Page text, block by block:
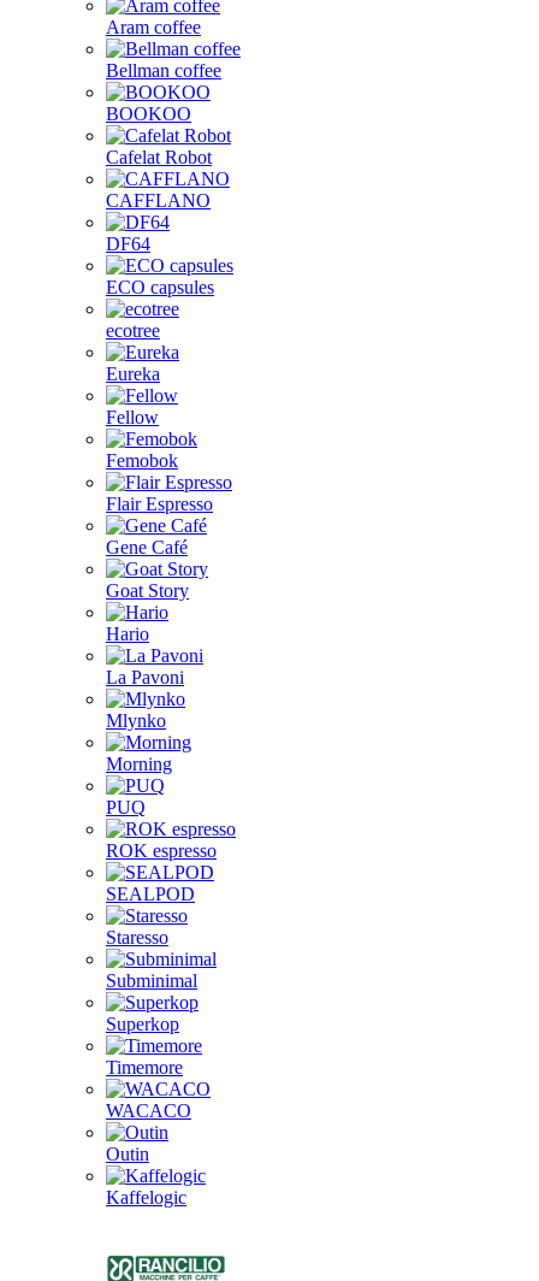
Aram coffee
Bellman coffee
BOOKOO
Cafelat Robot
CAFFLANO
DF64
ECO capsules
ecotree
Eureka
Fellow
Femobok
Flair Espresso
Gene Café
Goat Story
Hario
La Pavoni
Mlynko
Morning
PUQ
ROK espresso
SEALPOD
Staresso
Subminimal
Superkop
Timemore
WACACO
Outin
Kaffelogic